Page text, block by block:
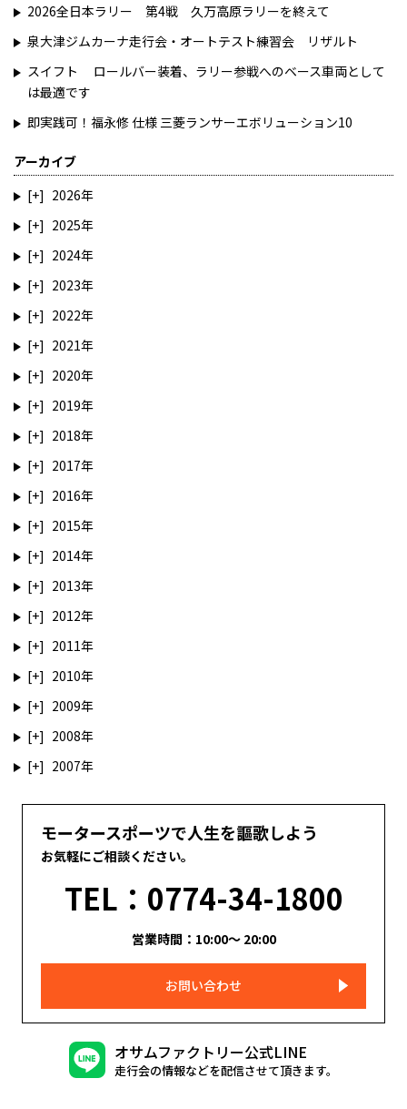
2026全日本ラリー 第4戦 久万高原ラリーを終えて
泉大津ジムカーナ走行会・オートテスト練習会 リザルト
スイフト ロールバー装着、ラリー参戦へのベース車両として
は最適です
即実践可！福永修 仕様 三菱ランサーエボリューション10
アーカイブ
2026
2025
2024
2023
2022
2021
2020
2019
2018
2017
2016
2015
2014
2013
2012
2011
2010
2009
2008
2007
モータースポーツで人生を謳歌しよう
お気軽にご相談ください。
TEL：0774-34-1800
営業時間：10:00～ 20:00
お問い合わせ
オサムファクトリー公式LINE
走行会の情報などを配信させて頂きます。